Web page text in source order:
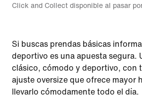
Click and Collect disponible al pasar
Si buscas prendas básicas
deportivo es una apuesta segura.
clásico, cómodo y deportivo, con
ajuste oversize que ofrece mayor
llevarlo cómodamente todo el día.